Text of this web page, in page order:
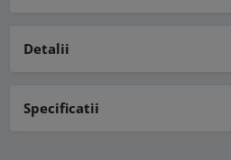
Detalii
Specificatii